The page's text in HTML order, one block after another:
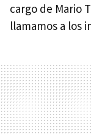
cargo de Mario
llamamos a los